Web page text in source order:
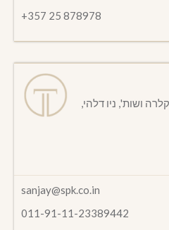
+357 25 878978
ושות', ניו דלהי,
sanjay@spk.co.in
011-91-11-23389442